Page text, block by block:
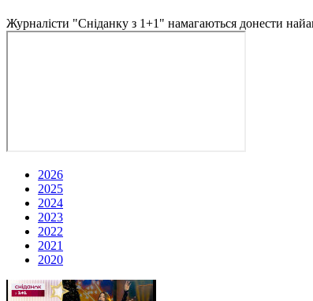
Журналісти "Сніданку з 1+1" намагаються донести
2026
2025
2024
2023
2022
2021
2020